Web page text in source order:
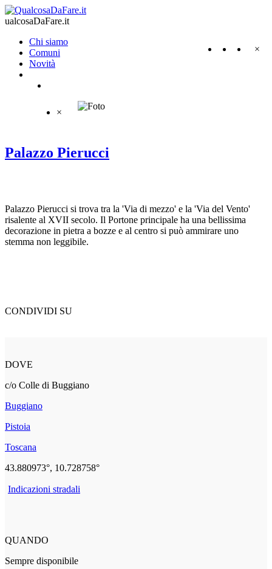
ualcosaDaFare.it
×
Chi siamo
Comuni
Novità
×
Palazzo Pierucci
Palazzo Pierucci si trova tra la 'Via di mezzo' e la 'Via del Vento'
risalente al XVII secolo. Il Portone principale ha una bellissima
decorazione in pietra a bozze e al centro si può ammirare uno
stemma non leggibile.
CONDIVIDI SU
DOVE
c/o Colle di Buggiano
Buggiano
Pistoia
Toscana
43.880973°, 10.728758°
Indicazioni stradali
QUANDO
Sempre disponibile